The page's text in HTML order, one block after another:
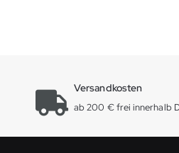
Versandkosten
ab 200 € frei innerhalb